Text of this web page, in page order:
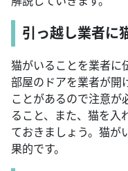
引っ越し業者に
猫がいることを業者に
部屋のドアを業者が開
ことがあるので注意が
ること、また、猫を入
ておきましょう。猫が
果的です。